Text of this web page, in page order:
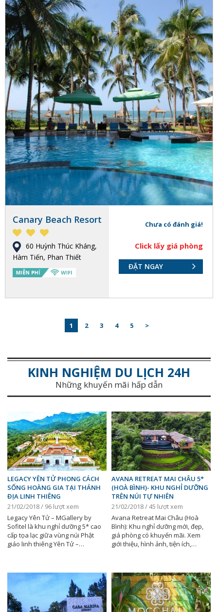
Canary Beach Resort
60 Huỳnh Thúc Kháng,
Hàm Tiến, Phan Thiết
Chưa có đánh giá!
Click lấy giá phòng
ĐẶT NGAY
1 2 3 4 5 >
KINH NGHIỆM DU LỊCH 24H
Những khuyến mãi hấp dẫn
LEGACY YÊN TỬ PHONG CÁCH
SỐNG HOÀNG GIA TẠI THÁNH
ĐỊA LINH THIÊNG
21/02/2018 / 96 lượt xem
Legacy Yên Tử – MGallery by
Sofitel là khu nghỉ dưỡng 5* cao
cấp tọa lạc giữa vùng núi Phật
giáo linh thiêng Yên Tử –…
AVANA RETREAT MAI CHÂU 5*
(HOÀ BÌNH)- KHU NGHỈ DƯỠNG
TRÊN NÚI TỰ NHIÊN
21/02/2018 / 45 lượt xem
Avana Retreat Mai Châu (Hoà
Bình): Khu nghỉ dưỡng mới, đẹp,
giá phòng có khuyến mãi. Xem
giới thiệu, hình ảnh, tiện ích,…